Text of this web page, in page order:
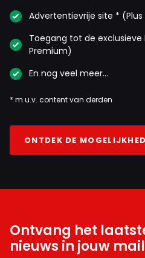
Advertentievrije site *
Toegang tot de exclusieve
Premium)
En nog veel meer…
* m.u.v. content van derden
ONTDEK DE
Ontvang het
nieuws in jouw